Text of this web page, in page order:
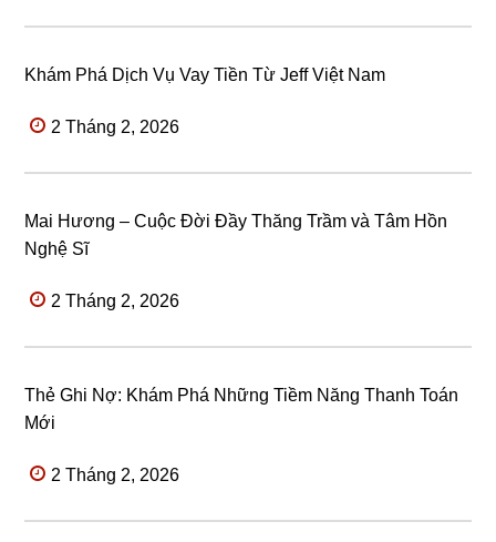
Khám Phá Dịch Vụ Vay Tiền Từ Jeff Việt Nam
2 Tháng 2, 2026
Mai Hương – Cuộc Đời Đầy Thăng Trầm và Tâm Hồn
Nghệ Sĩ
2 Tháng 2, 2026
Thẻ Ghi Nợ: Khám Phá Những Tiềm Năng Thanh Toán
Mới
2 Tháng 2, 2026